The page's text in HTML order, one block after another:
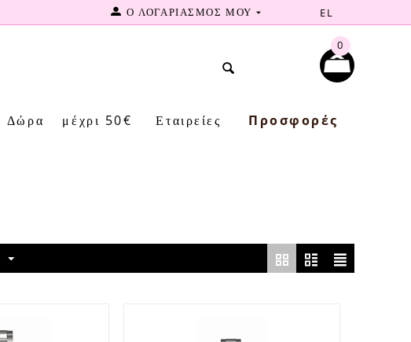
Ο ΛΟΓΑΡΙΑΣΜΟΣ ΜΟΥ EL
0
Δώρα μέχρι 50€ Εταιρείες Προσφορές